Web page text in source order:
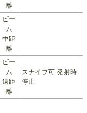
離
ビー
ム
中距
離
ビー
ム
遠距
離
スナイプ可 発射時
停止